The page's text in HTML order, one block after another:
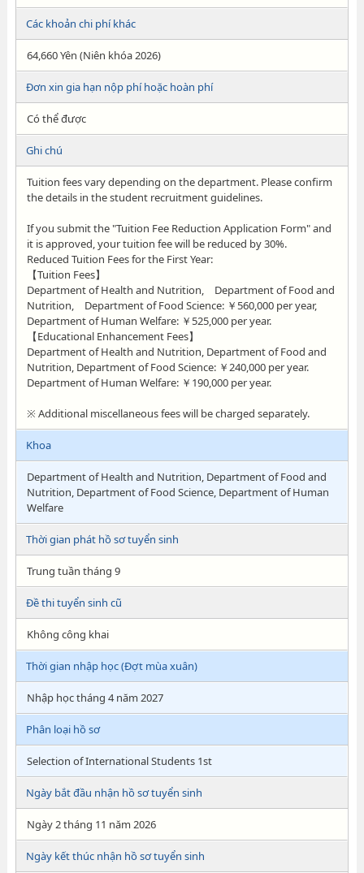
Các khoản chi phí khác
64,660 Yên (Niên khóa 2026)
Đơn xin gia hạn nộp phí hoặc hoàn phí
Có thể được
Ghi chú
Tuition fees vary depending on the department. Please confirm
the details in the student recruitment guidelines.
If you submit the "Tuition Fee Reduction Application Form" and
it is approved, your tuition fee will be reduced by 30%.
Reduced Tuition Fees for the First Year:
【Tuition Fees】
Department of Health and Nutrition, Department of Food and
Nutrition, Department of Food Science: ￥560,000 per year,
Department of Human Welfare: ￥525,000 per year.
【Educational Enhancement Fees】
Department of Health and Nutrition, Department of Food and
Nutrition, Department of Food Science: ￥240,000 per year.
Department of Human Welfare: ￥190,000 per year.
※ Additional miscellaneous fees will be charged separately.
Khoa
Department of Health and Nutrition, Department of Food and
Nutrition, Department of Food Science, Department of Human
Welfare
Thời gian phát hồ sơ tuyển sinh
Trung tuần tháng 9
Đề thi tuyển sinh cũ
Không công khai
Thời gian nhập học (Đợt mùa xuân)
Nhập học tháng 4 năm 2027
Phân loại hồ sơ
Selection of International Students 1st
Ngày bắt đầu nhận hồ sơ tuyển sinh
Ngày 2 tháng 11 năm 2026
Ngày kết thúc nhận hồ sơ tuyển sinh